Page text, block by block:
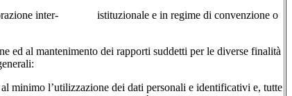
inter- istituzionale e in regime di convenzione o
ed al mantenimento dei rapporti suddetti per le diverse finalità
l’utilizzazione dei dati personali e identificativi e, tutte